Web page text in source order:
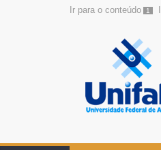
Ir para o conteúdo 1